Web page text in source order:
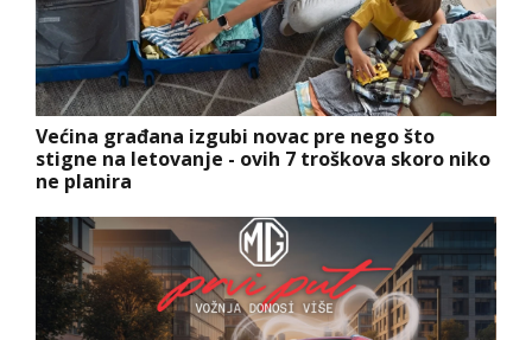
Većina građana izgubi novac pre nego što
stigne na letovanje - ovih 7 troškova skoro niko
ne planira